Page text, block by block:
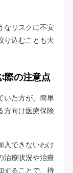
なリスクに不安
り込むことも大
際の注意点
いた方が、簡単
方向け医療保険
入できないわけ
治療状況や治療
することで、持